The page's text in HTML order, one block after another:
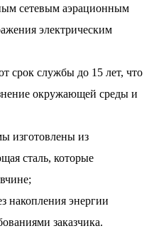
сетевым аэрационным
электрическим
срок службы до 15 лет, что
окружающей среды и
изготовлены из
сталь, которые
накопления энергии
заказчика.